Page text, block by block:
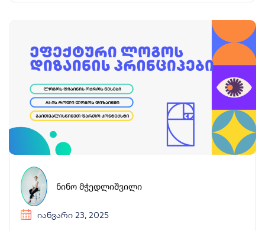
ᲜᲘᲜᲝ ᲛᲭᲔᲓᲚᲘᲨᲕᲘᲚᲘ
ᲘᲐᲜᲕᲐᲠᲘ 23, 2025